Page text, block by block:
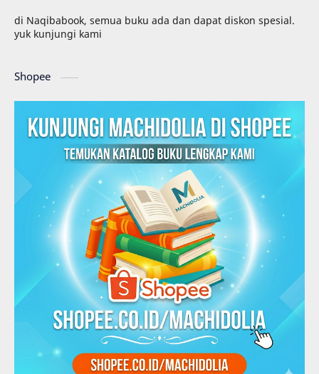
di Naqibabook, semua buku ada dan dapat diskon spesial.
yuk kunjungi kami
Shopee